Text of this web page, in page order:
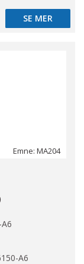
SE MER
SE MER
Emne: MA204
A6